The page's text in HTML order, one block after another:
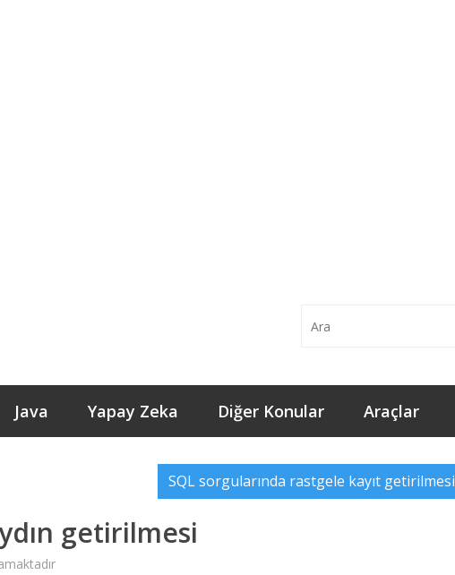
Java Yapay Zeka Diğer Konular Araçlar
SQL sorgularında rastgele kayıt getirilmesi
getirilmesi